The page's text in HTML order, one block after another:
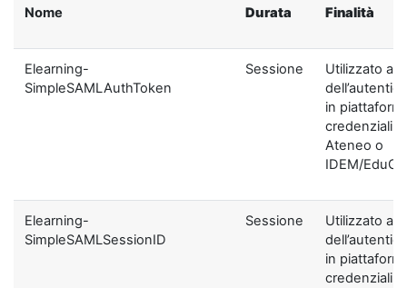
Nome Durata Finalità
Elearning-
SimpleSAMLAuthToken
Sessione
Utilizzato ai
in
credenziali di
Ateneo o
IDEM/
Elearning-
SimpleSAMLSessionID
Sessione
Utilizzato ai
in
credenziali di